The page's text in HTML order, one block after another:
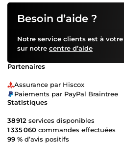
Besoin d’aide ?
Notre service clients est à
sur notre centre d’aide
Partenaires
Assurance par Hiscox
Paiements par PayPal Braintree
Statistiques
38 912 services disponibles
1 335 060 commandes effectuées
99 % d’avis positifs